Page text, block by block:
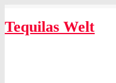
to
content
Tequilas Welt